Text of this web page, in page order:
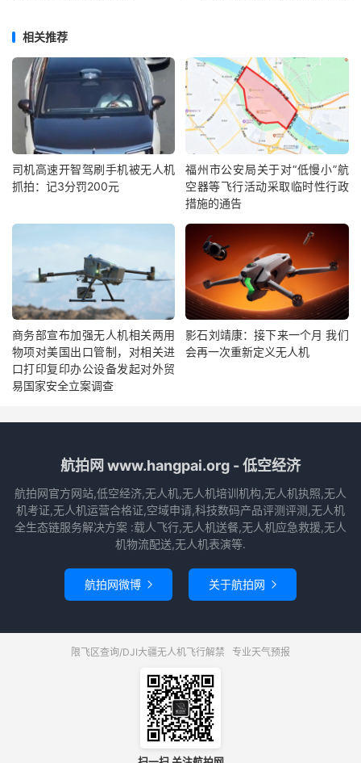
相关推荐
司机高速开智驾刷手机被无人机
抓拍：记3分罚200元
福州市公安局关于对“低慢小”航
空器等飞行活动采取临时性行政
措施的通告
商务部宣布加强无人机相关两用
物项对美国出口管制，对相关进
口打印复印办公设备发起对外贸
易国家安全立案调查
影石刘靖康：接下来一个月 我们
会再一次重新定义无人机
航拍网 www.hangpai.org - 低空经济
航拍网官方网站,低空经济,无人机,无人机培训机构,无人机执照,无人
机考证,无人机运营合格证,空域申请,科技数码产品评测评测,无人机
全生态链服务解决方案 :载人飞行,无人机送餐,无人机应急救援,无人
机物流配送,无人机表演等.
航拍网微博  关于航拍网 
限飞区查询/DJI大疆无人机飞行解禁 专业天气预报